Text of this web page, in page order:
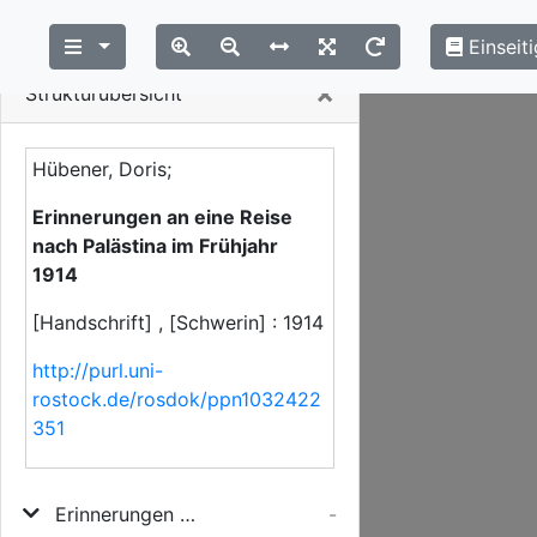
Strukturübersicht × Close
Hübener, Doris;
Erinnerungen an eine Reise
nach Palästina im Frühjahr
1914
[Handschrift] , [Schwerin] : 1914
http://purl.uni-
rostock.de/rosdok/ppn1032422
351
Erinnerungen an eine Reise nach Palästina im Frühjahr 1914
-